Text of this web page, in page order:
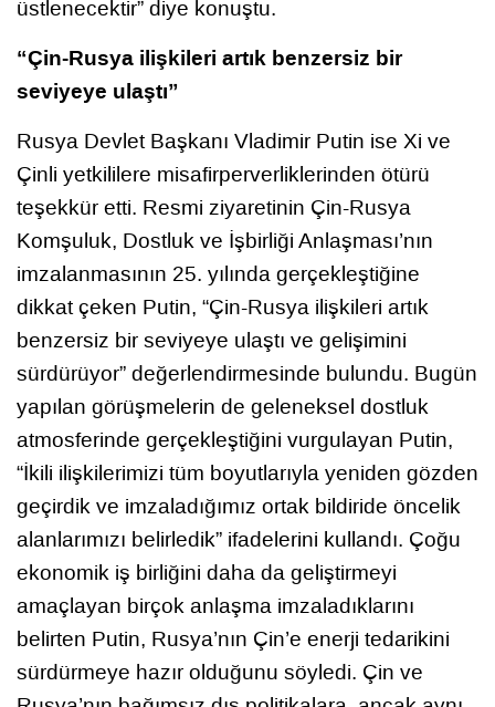
üstlenecektir” diye konuştu.
“Çin-Rusya ilişkileri artık benzersiz bir
seviyeye ulaştı”
Rusya Devlet Başkanı Vladimir Putin ise Xi ve
Çinli yetkililere misafirperverliklerinden ötürü
teşekkür etti. Resmi ziyaretinin Çin-Rusya
Komşuluk, Dostluk ve İşbirliği Anlaşması’nın
imzalanmasının 25. yılında gerçekleştiğine
dikkat çeken Putin, “Çin-Rusya ilişkileri artık
benzersiz bir seviyeye ulaştı ve gelişimini
sürdürüyor” değerlendirmesinde bulundu. Bugün
yapılan görüşmelerin de geleneksel dostluk
atmosferinde gerçekleştiğini vurgulayan Putin,
“İkili ilişkilerimizi tüm boyutlarıyla yeniden gözden
geçirdik ve imzaladığımız ortak bildiride öncelik
alanlarımızı belirledik” ifadelerini kullandı. Çoğu
ekonomik iş birliğini daha da geliştirmeyi
amaçlayan birçok anlaşma imzaladıklarını
belirten Putin, Rusya’nın Çin’e enerji tedarikini
sürdürmeye hazır olduğunu söyledi. Çin ve